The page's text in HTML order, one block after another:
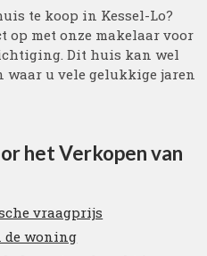
te koop in Kessel-Lo?
op met onze makelaar voor
Dit huis kan wel
waar u vele gelukkige jaren
het Verkopen van
vraagprijs
de woning